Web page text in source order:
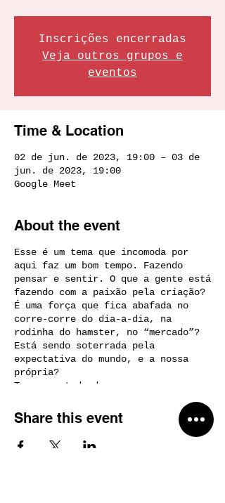
Inscrições encerradas
Veja outros grupos e
eventos
Time & Location
02 de jun. de 2023, 19:00 – 03 de
jun. de 2023, 19:00
Google Meet
About the event
Esse é um tema que incomoda por
aqui faz um bom tempo. Fazendo
pensar e sentir. O que a gente está
fazendo com a paixão pela criação?
É uma força que fica abafada no
corre-corre do dia-a-dia, na
rodinha do hamster, no “mercado”?
Está sendo soterrada pela
expectativa do mundo, e a nossa
própria?
Temos vontade de conversar com
este tema. Falar sobre esses
entraves que a gente sente no
corpo, as angústias, ansiedades,
Share this event